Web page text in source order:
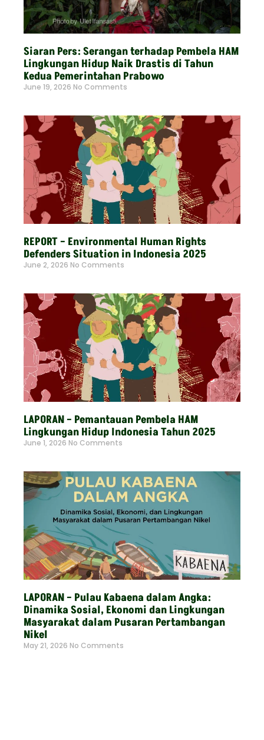
Siaran Pers: Serangan terhadap Pembela HAM
Lingkungan Hidup Naik Drastis di Tahun
Kedua Pemerintahan Prabowo
June 19, 2026 No Comments
REPORT – Environmental Human Rights
Defenders Situation in Indonesia 2025
June 2, 2026 No Comments
LAPORAN – Pemantauan Pembela HAM
Lingkungan Hidup Indonesia Tahun 2025
June 1, 2026 No Comments
LAPORAN – Pulau Kabaena dalam Angka:
Dinamika Sosial, Ekonomi dan Lingkungan
Masyarakat dalam Pusaran Pertambangan
Nikel
May 21, 2026 No Comments